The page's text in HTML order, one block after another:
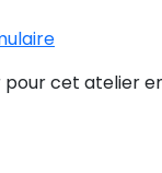
cet atelier